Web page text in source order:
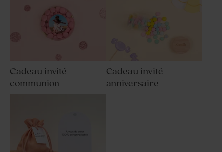
Cadeau invité
communion
Cadeau invité
anniversaire